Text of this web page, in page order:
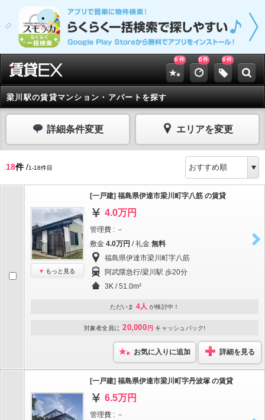
0 件 0件 0件
梁川駅の賃貸マンション・アパートを探す
詳細条件変更 エリアを変更
18件/1-18件目
もっと見る
[一戸建] 福島県伊達市梁川町字八筋 の賃貸
4.0万円
管理費 : －
敷金 4.0万円 / 礼金 無料
福島県伊達市梁川町字八筋
阿武隈急行/梁川駅 歩20分
3K / 51.0m²
ただいま 4人 が検討中！
対象者全員に 20,000 円 キャッシュバック!
お気に入りに追加 詳細を見る
[一戸建] 福島県伊達市梁川町字丹波塚 の賃貸
6.5万円
管理費 : －